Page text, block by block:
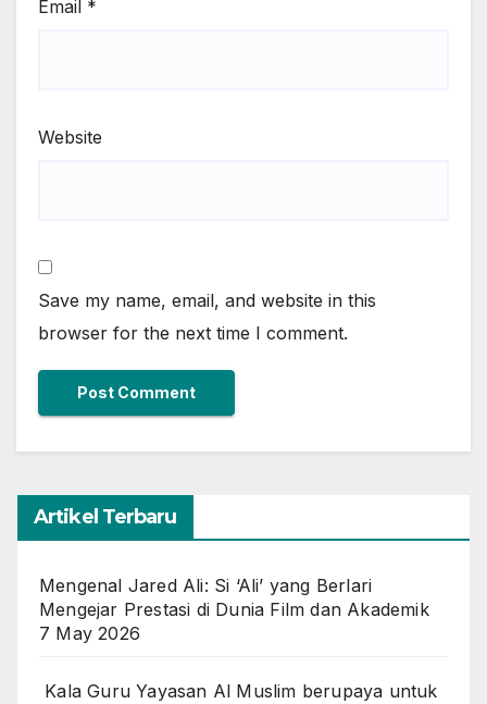
Email *
Website
Save my name, email, and website in this
browser for the next time I comment.
Artikel Terbaru
Mengenal Jared Ali: Si ‘Ali’ yang Berlari
Mengejar Prestasi di Dunia Film dan Akademik
7 May 2026
Kala Guru Yayasan Al Muslim berupaya untuk